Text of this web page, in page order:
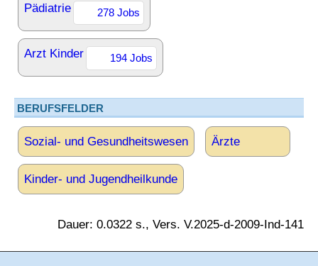
Pädiatrie 278 Jobs
Arzt Kinder 194 Jobs
BERUFSFELDER
Sozial- und Gesundheitswesen Ärzte
Kinder- und Jugendheilkunde
Dauer: 0.0322 s., Vers. V.2025-d-2009-Ind-141